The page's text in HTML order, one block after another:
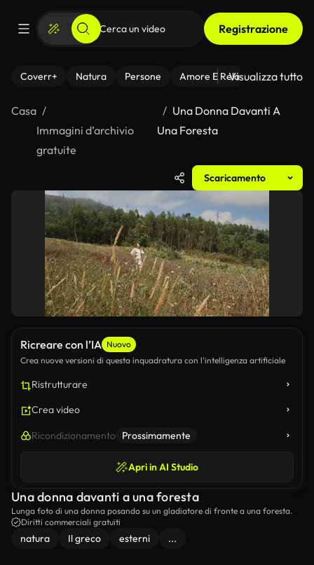
Registrazione
Coverr+ Natura Persone Amore E Relazioni Il
Visualizza tutto
Casa
Immagini d’archivio
gratuite
Una Donna Davanti A
Una Foresta
Scaricamento
Ricreare con l’IA Nuovo
Crea nuove versioni di questa inquadratura con l’intelligenza artificiale
Ristrutturare
Crea video
Ricondizionamento Prossimamente
Apri in AI Studio
Una donna davanti a una foresta
Lunga foto di una donna posando su un gladiatore di fronte a una foresta.
Diritti commerciali gratuiti
natura Il greco esterni ...